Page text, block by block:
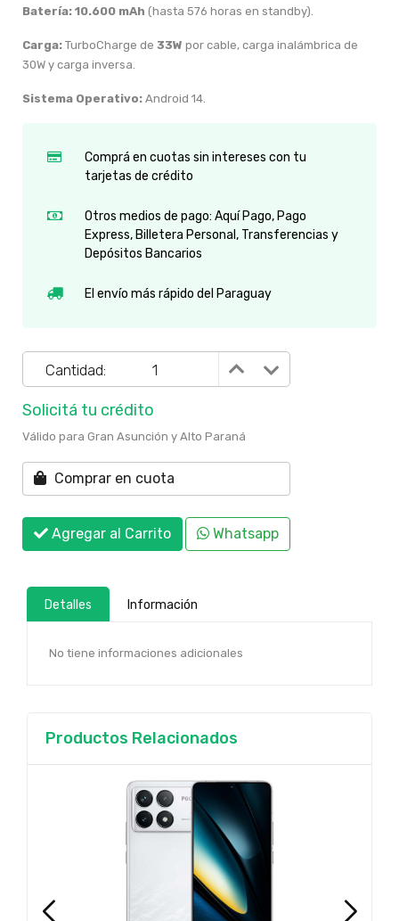
Batería: 10.600 mAh (hasta 576 horas en standby).
Carga: TurboCharge de 33W por cable, carga inalámbrica de
30W y carga inversa.
Sistema Operativo: Android 14.
Comprá en cuotas sin intereses con tu
tarjetas de crédito
Otros medios de pago: Aquí Pago, Pago
Express, Billetera Personal, Transferencias y
Depósitos Bancarios
El envío más rápido del Paraguay
Cantidad:
Solicitá tu crédito
Válido para Gran Asunción y Alto Paraná
Comprar en cuota
Agregar al Carrito Whatsapp
Detalles Información
No tiene informaciones adicionales
Productos Relacionados